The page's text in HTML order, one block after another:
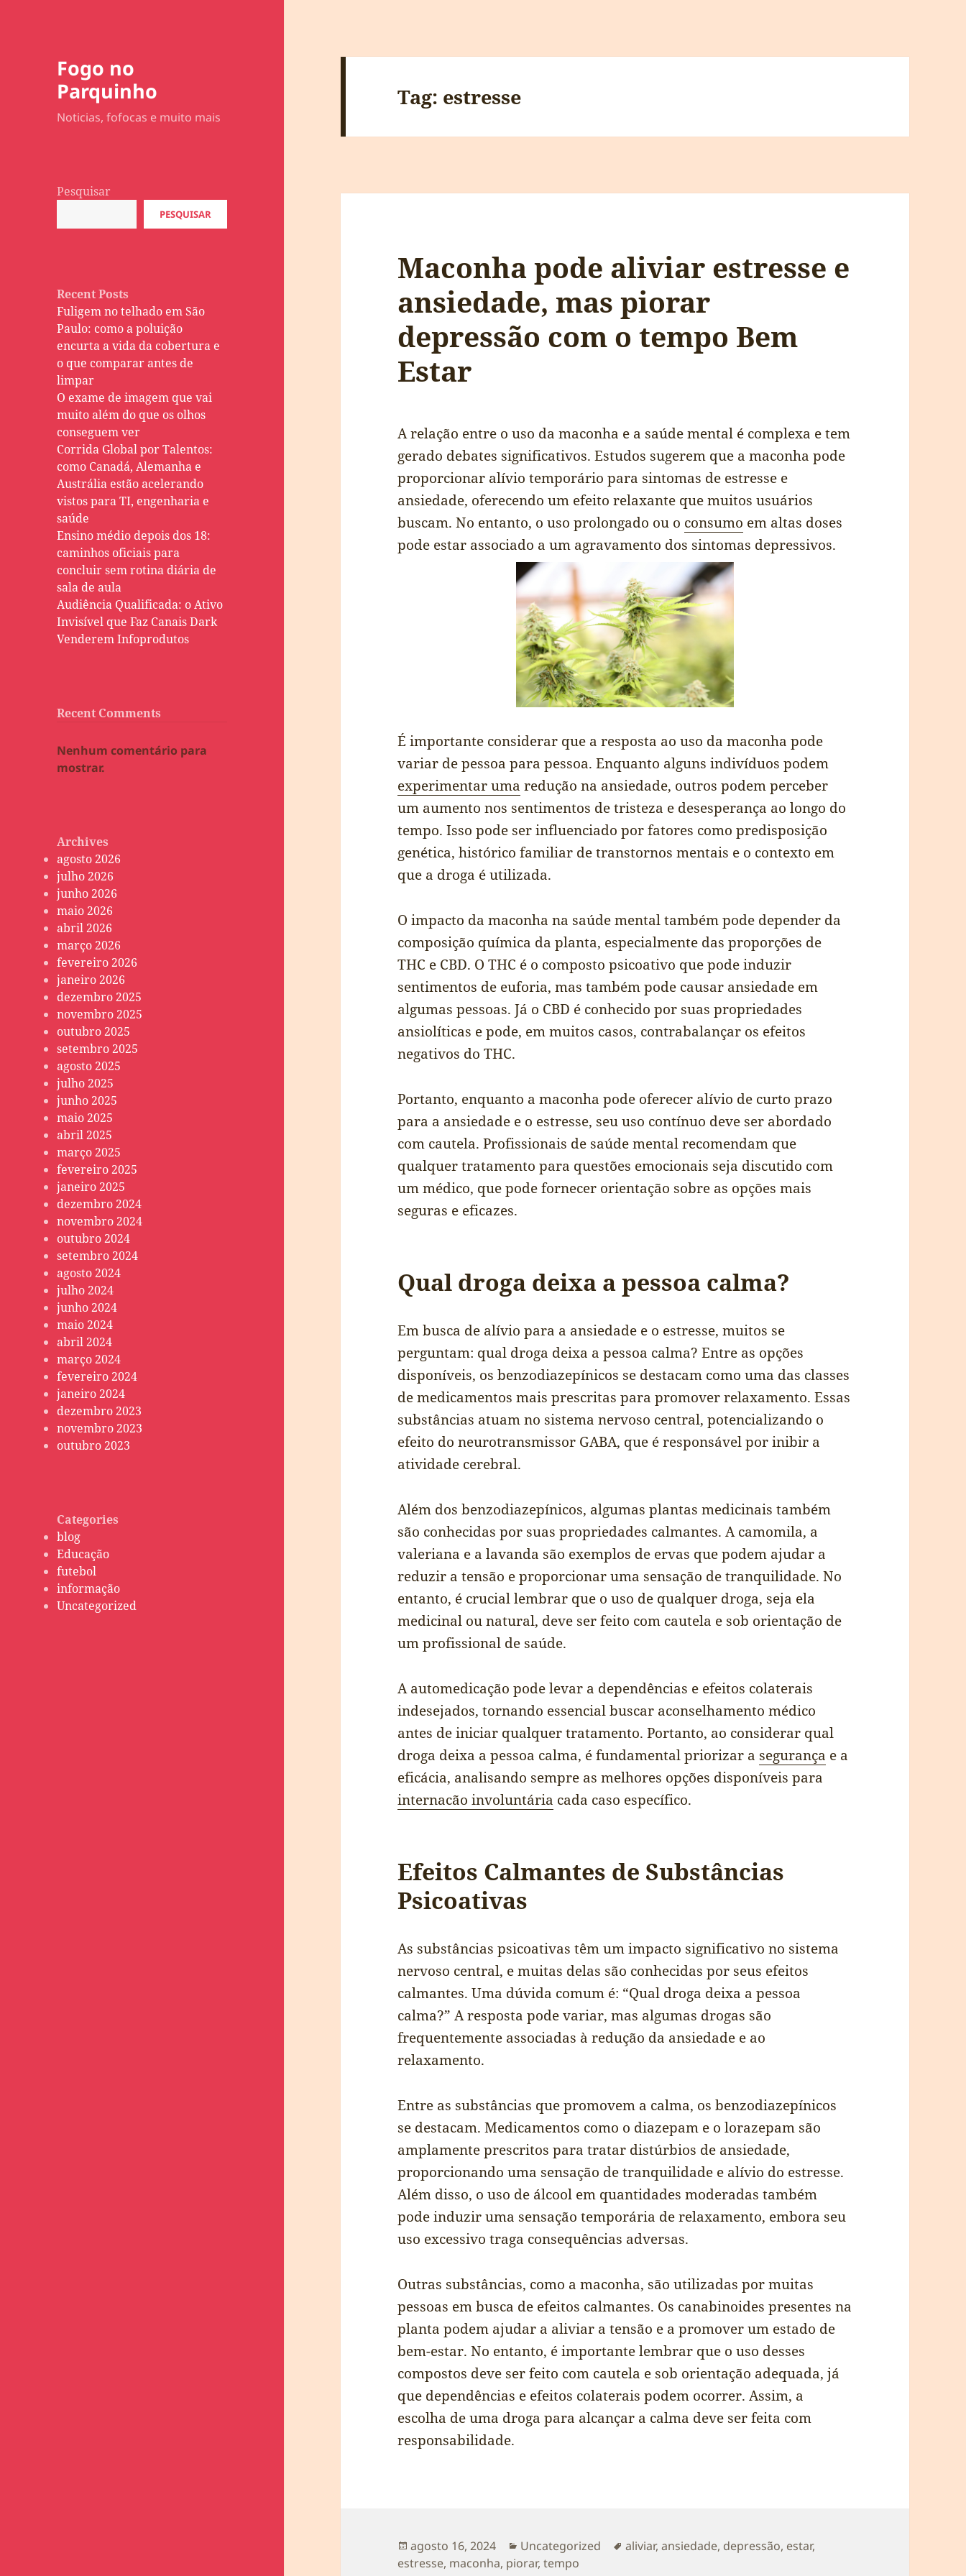
Fogo no
Parquinho
Noticias, fofocas e muito mais
Pesquisar
PESQUISAR
Recent Posts
Fuligem no telhado em São
Paulo: como a poluição
encurta a vida da cobertura e
o que comparar antes de
limpar
O exame de imagem que vai
muito além do que os olhos
conseguem ver
Corrida Global por Talentos:
como Canadá, Alemanha e
Austrália estão acelerando
vistos para TI, engenharia e
saúde
Ensino médio depois dos 18:
caminhos oficiais para
concluir sem rotina diária de
sala de aula
Audiência Qualificada: o Ativo
Invisível que Faz Canais Dark
Venderem Infoprodutos
Recent Comments
Nenhum comentário para
mostrar.
Archives
agosto 2026
julho 2026
junho 2026
maio 2026
abril 2026
março 2026
fevereiro 2026
janeiro 2026
dezembro 2025
novembro 2025
outubro 2025
setembro 2025
agosto 2025
julho 2025
junho 2025
maio 2025
abril 2025
março 2025
fevereiro 2025
janeiro 2025
dezembro 2024
novembro 2024
outubro 2024
setembro 2024
agosto 2024
julho 2024
junho 2024
maio 2024
abril 2024
março 2024
fevereiro 2024
janeiro 2024
dezembro 2023
novembro 2023
outubro 2023
Categories
blog
Educação
futebol
informação
Uncategorized
Tag: estresse
Maconha pode aliviar estresse e
ansiedade, mas piorar
depressão com o tempo Bem
Estar
A relação entre o uso da maconha e a saúde mental é complexa e tem
gerado debates significativos. Estudos sugerem que a maconha pode
proporcionar alívio temporário para sintomas de estresse e
ansiedade, oferecendo um efeito relaxante que muitos usuários
buscam. No entanto, o uso prolongado ou o consumo em altas doses
pode estar associado a um agravamento dos sintomas depressivos.
É importante considerar que a resposta ao uso da maconha pode
variar de pessoa para pessoa. Enquanto alguns indivíduos podem
experimentar uma redução na ansiedade, outros podem perceber
um aumento nos sentimentos de tristeza e desesperança ao longo do
tempo. Isso pode ser influenciado por fatores como predisposição
genética, histórico familiar de transtornos mentais e o contexto em
que a droga é utilizada.
O impacto da maconha na saúde mental também pode depender da
composição química da planta, especialmente das proporções de
THC e CBD. O THC é o composto psicoativo que pode induzir
sentimentos de euforia, mas também pode causar ansiedade em
algumas pessoas. Já o CBD é conhecido por suas propriedades
ansiolíticas e pode, em muitos casos, contrabalançar os efeitos
negativos do THC.
Portanto, enquanto a maconha pode oferecer alívio de curto prazo
para a ansiedade e o estresse, seu uso contínuo deve ser abordado
com cautela. Profissionais de saúde mental recomendam que
qualquer tratamento para questões emocionais seja discutido com
um médico, que pode fornecer orientação sobre as opções mais
seguras e eficazes.
Qual droga deixa a pessoa calma?
Em busca de alívio para a ansiedade e o estresse, muitos se
perguntam: qual droga deixa a pessoa calma? Entre as opções
disponíveis, os benzodiazepínicos se destacam como uma das classes
de medicamentos mais prescritas para promover relaxamento. Essas
substâncias atuam no sistema nervoso central, potencializando o
efeito do neurotransmissor GABA, que é responsável por inibir a
atividade cerebral.
Além dos benzodiazepínicos, algumas plantas medicinais também
são conhecidas por suas propriedades calmantes. A camomila, a
valeriana e a lavanda são exemplos de ervas que podem ajudar a
reduzir a tensão e proporcionar uma sensação de tranquilidade. No
entanto, é crucial lembrar que o uso de qualquer droga, seja ela
medicinal ou natural, deve ser feito com cautela e sob orientação de
um profissional de saúde.
A automedicação pode levar a dependências e efeitos colaterais
indesejados, tornando essencial buscar aconselhamento médico
antes de iniciar qualquer tratamento. Portanto, ao considerar qual
droga deixa a pessoa calma, é fundamental priorizar a segurança e a
eficácia, analisando sempre as melhores opções disponíveis para
internacão involuntária cada caso específico.
Efeitos Calmantes de Substâncias
Psicoativas
As substâncias psicoativas têm um impacto significativo no sistema
nervoso central, e muitas delas são conhecidas por seus efeitos
calmantes. Uma dúvida comum é: “Qual droga deixa a pessoa
calma?” A resposta pode variar, mas algumas drogas são
frequentemente associadas à redução da ansiedade e ao
relaxamento.
Entre as substâncias que promovem a calma, os benzodiazepínicos
se destacam. Medicamentos como o diazepam e o lorazepam são
amplamente prescritos para tratar distúrbios de ansiedade,
proporcionando uma sensação de tranquilidade e alívio do estresse.
Além disso, o uso de álcool em quantidades moderadas também
pode induzir uma sensação temporária de relaxamento, embora seu
uso excessivo traga consequências adversas.
Outras substâncias, como a maconha, são utilizadas por muitas
pessoas em busca de efeitos calmantes. Os canabinoides presentes na
planta podem ajudar a aliviar a tensão e a promover um estado de
bem-estar. No entanto, é importante lembrar que o uso desses
compostos deve ser feito com cautela e sob orientação adequada, já
que dependências e efeitos colaterais podem ocorrer. Assim, a
escolha de uma droga para alcançar a calma deve ser feita com
responsabilidade.
Publicado
em
agosto 16, 2024 Categorias
Uncategorized Tags
aliviar,ansiedade, depressão, estar,
estresse, maconha, piorar,tempo